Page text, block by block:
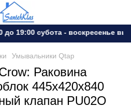
19:00 субота - воскресенье
Умывальники Qtap
Раковина
445x420x840
клапан PU02O